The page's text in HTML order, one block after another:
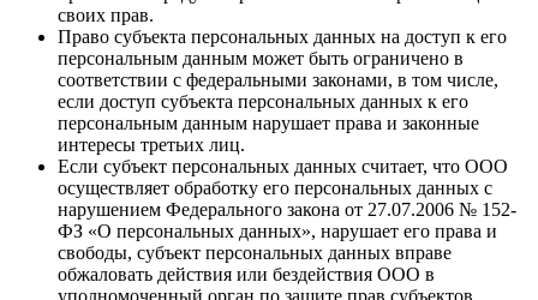
своих прав.
Право субъекта персональных данных на доступ к его
персональным данным может быть ограничено в
соответствии с федеральными законами, в том числе,
если доступ субъекта персональных данных к его
персональным данным нарушает права и законные
интересы третьих лиц.
Если субъект персональных данных считает, что ООО
осуществляет обработку его персональных данных с
нарушением Федерального закона от 27.07.2006 № 152-
ФЗ «О персональных данных», нарушает его права и
свободы, субъект персональных данных вправе
обжаловать действия или бездействия ООО в